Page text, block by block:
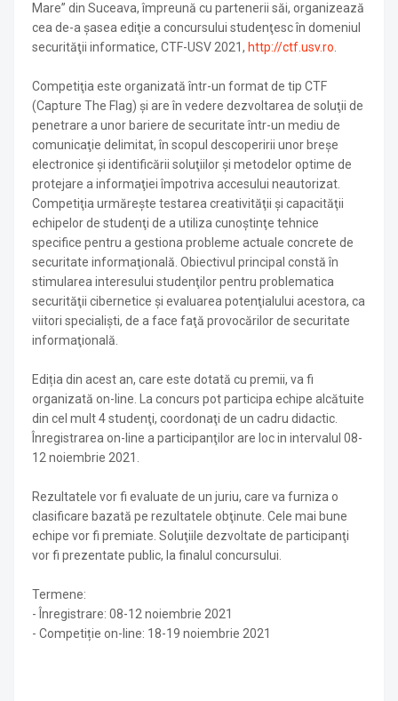
Mare” din Suceava, împreună cu partenerii săi, organizează
cea de-a șasea ediţie a concursului studenţesc în domeniul
securităţii informatice, CTF-USV 2021, http://ctf.usv.ro
Competiţia este organizată într-un format de tip CTF
(Capture The Flag) şi are în vedere dezvoltarea de soluţii de
penetrare a unor bariere de securitate într-un mediu de
comunicaţie delimitat, în scopul descoperirii unor breşe
electronice şi identificării soluţiilor şi metodelor optime de
protejare a informaţiei împotriva accesului neautorizat.
Competiţia urmăreşte testarea creativităţii şi capacităţii
echipelor de studenţi de a utiliza cunoştinţe tehnice
specifice pentru a gestiona probleme actuale concrete de
securitate informaţională. Obiectivul principal constă în
stimularea interesului studenţilor pentru problematica
securităţii cibernetice şi evaluarea potenţialului acestora, ca
viitori specialişti, de a face faţă provocărilor de securitate
informaţională.
Ediția din acest an, care este dotată cu premii, va fi
organizată on-line. La concurs pot participa echipe alcătuite
din cel mult 4 studenţi, coordonaţi de un cadru didactic.
Înregistrarea on-line a participanţilor are loc in intervalul 08-
12 noiembrie 2021.
Rezultatele vor fi evaluate de un juriu, care va furniza o
clasificare bazată pe rezultatele obţinute. Cele mai bune
echipe vor fi premiate. Soluţiile dezvoltate de participanţi
vor fi prezentate public, la finalul concursului.
Termene:
- Înregistrare: 08-12 noiembrie 2021
- Competiție on-line: 18-19 noiembrie 2021